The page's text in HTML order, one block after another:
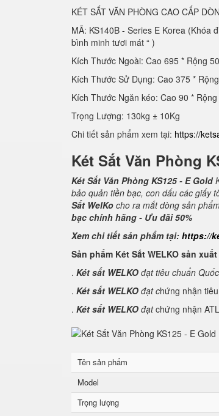
KÉT SẮT VĂN PHÒNG CAO CẤP
MÃ: KS140B - Series E Korea
bình minh tươi mát “ )
Kích Thước Ngoài: Cao 695 * Rộng
Kích Thước Sử Dụng: Cao 375 *
Kích Thước Ngăn kéo: Cao 90 *
Trọng Lượng: 130kg ± 10Kg
Chi tiết sản phẩm xem tại: https://
Két Sắt Văn Phòng
Két Sắt Văn Phòng KS125 - E Gold
bảo quản tiền bạc, con dấu các giấy
Sắt WelKo cho ra mắt dòng sản
bạc chính hãng - Ưu đãi 50%
Xem chi tiết sản phẩm tại: https://
Sản phẩm Két Sắt WELKO sản
. Két sắt WELKO đạt tiêu chuẩn
. Két sắt WELKO đạt chứng nhận
. Két sắt WELKO đạtchứng nhận
Tên sản phẩm
Model
Trọng lượng